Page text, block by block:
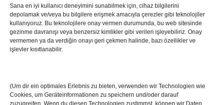
Sana en iyi kullanıcı deneyimini sunabilmek için, cihaz bilgilerini
depolamak ve/veya bu bilgilere erişmek amacıyla çerezler gibi teknolojiler
kullanıyoruz. Bu teknolojilere onay vermen durumunda, bu web sitesinde
gezinme davranışı veya benzersiz kimlikler gibi verileri işleyebiliriz. Onay
vermemen ya da verdiğin onayı geri çekmen halinde, bazı özellikler ve
işlevler kısıtlanabilir.
(Um dir ein optimales Erlebnis zu bieten, verwenden wir Technologien wie
Cookies, um Geräteinformationen zu speichern und/oder darauf
zuzugreifen. Wenn du diesen Technologien zustimmst, können wir Daten
İstanbul’da Avrupa Ligi Finali: Freiburg ve Aston
Villa Boğaz’da Tarih Yazmaya Hazırlanıyor
08 May 2026
17 Nis 2026